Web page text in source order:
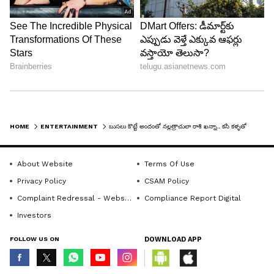
రాశి ఖన్నా గ్లామర్ పరంగా తిరుగులేనప్పటికీ విజయాల
పరంగా వెనుకంజలోనే ఉంది. ఇటీవల విడుదలైన పక్కా
కమర్షియల్, థాంక్యూ చిత్రాలు బాక్సాఫీస్ వద్ద దారుణంగా
7
ఆ చిత్రాలతో ఏంజిల్ ఆర్నాకి నిరాశ తప్పలేదు. ప్రస్తుతం రాశి
ఖన్నా తమిళంలో కొన్ని చిత్రాల్లో నటిస్తోంది. కొత్త
HOME ENTERTAINMENT
About Website
Terms Of Use
Privacy Policy
CSAM Policy
Complaint Redressal - Website
Compliance Report Digital
Investors
FOLLOW US ON DOWNLOAD APP